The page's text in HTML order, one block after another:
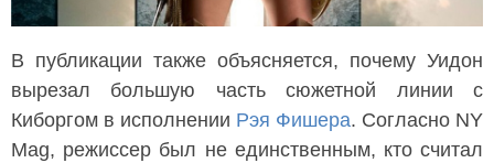
В публикации также объясняется, почему Уидон
вырезал большую часть сюжетной линии с
Киборгом в исполнении Рэя Фишера. Согласно NY
Mag, режиссер был не единственным, кто считал